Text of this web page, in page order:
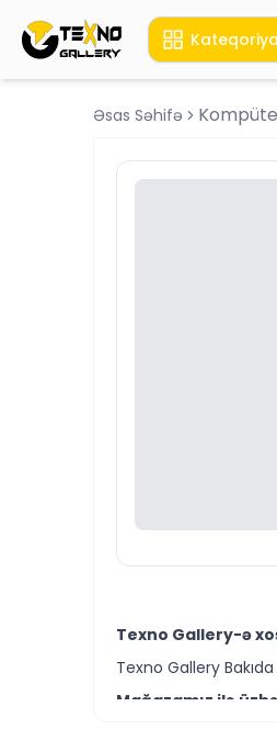
Əsas Səhifə
Texno Gallery-ə
Texno Gallery
Mağazamız ilə